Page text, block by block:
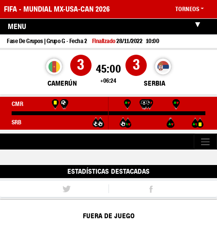
FIFA - MUNDIAL MX-USA-CAN 2026 TORNEOS
MENU
Fase De Grupos | Grupo G - Fecha 2 Finalizado28/11/2022 10:00
CAMERÚN
3 45:00
+06:24
3
SERBIA
CMR
SRB
ESTADÍSTICAS DESTACADAS
FUERA DE JUEGO